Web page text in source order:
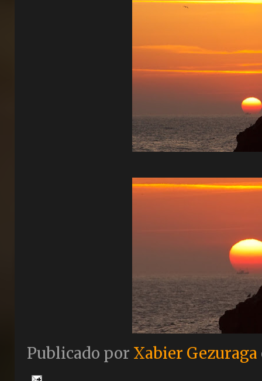
Publicado por Xabier Gezuraga